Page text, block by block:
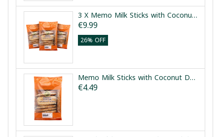
3 X Memo Milk Sticks with Coconut Damasco 300g | ثلاث عبوات ميمو كعك حليب بجوز الهند دامسكو 300غ
€9.99
26% OFF
Memo Milk Sticks with Coconut Damasco 300g | ميمو كعك حليب بجوز الهند دامسكو 300غ
€4.49